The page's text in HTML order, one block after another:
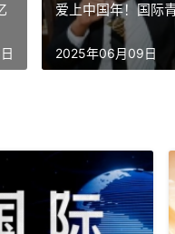
爱上中国年！国际
2025年06月09日